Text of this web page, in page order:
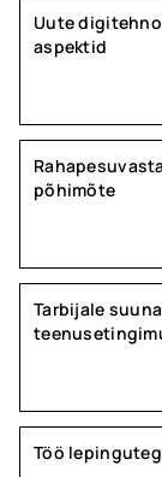
Uute
aspektid
põhimõte
Tarbijale
Töö